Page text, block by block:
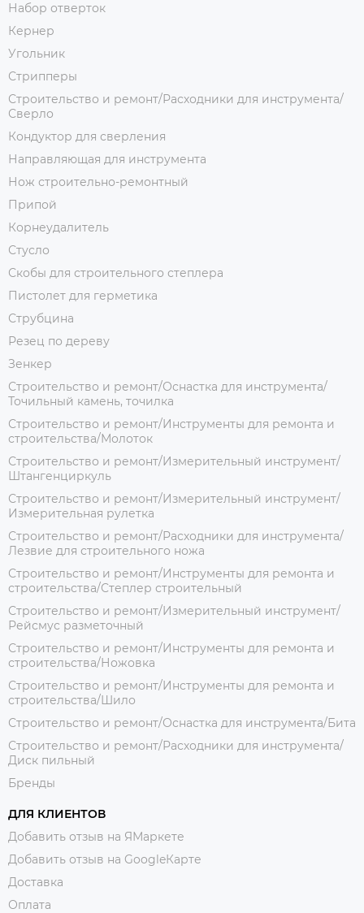
Набор отверток
Кернер
Угольник
Стрипперы
Строительство и ремонт/Расходники для инструмента/
Сверло
Кондуктор для сверления
Направляющая для инструмента
Нож строительно-ремонтный
Припой
Корнеудалитель
Стусло
Скобы для строительного степлера
Пистолет для герметика
Струбцина
Резец по дереву
Зенкер
Строительство и ремонт/Оснастка для инструмента/
Точильный камень, точилка
Строительство и ремонт/Инструменты для ремонта и
строительства/Молоток
Строительство и ремонт/Измерительный инструмент/
Штангенциркуль
Строительство и ремонт/Измерительный инструмент/
Измерительная рулетка
Строительство и ремонт/Расходники для инструмента/
Лезвие для строительного ножа
Строительство и ремонт/Инструменты для ремонта и
строительства/Степлер строительный
Строительство и ремонт/Измерительный инструмент/
Рейсмус разметочный
Строительство и ремонт/Инструменты для ремонта и
строительства/Ножовка
Строительство и ремонт/Инструменты для ремонта и
строительства/Шило
Строительство и ремонт/Оснастка для инструмента/Бита
Строительство и ремонт/Расходники для инструмента/
Диск пильный
Бренды
ДЛЯ КЛИЕНТОВ
Добавить отзыв на ЯМаркете
Добавить отзыв на GoogleКарте
Доставка
Оплата